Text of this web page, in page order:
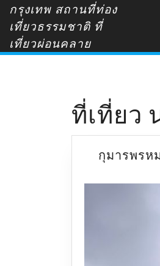
กรุงเทพ สถานที่ท่อง
เที่ยวธรรมชาติ ที่
เที่ยวผ่อนคลาย
ที่เที่ยว
กุมารพรห